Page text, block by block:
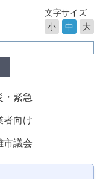
文字サイズ
小
中 大
・緊急
者向け
市議会